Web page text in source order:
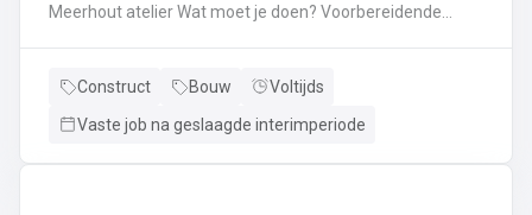
Meerhout atelier Wat moet je doen? Voorbereidende
uitvoeren
Construct Bouw
Voltijds
Vaste job na geslaagde interimperiode